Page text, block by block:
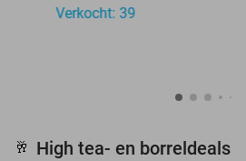
Verkocht: 39
🥂 High tea- en borreldeals